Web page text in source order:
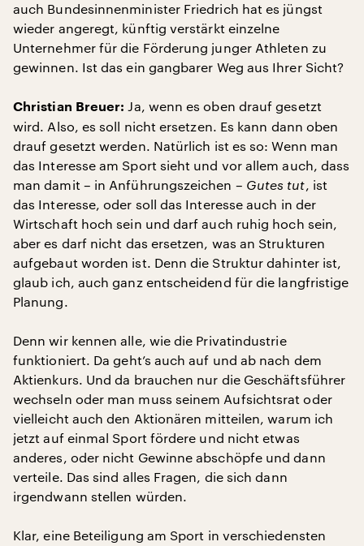
auch Bundesinnenminister Friedrich hat es jüngst
wieder angeregt, künftig verstärkt einzelne
Unternehmer für die Förderung junger Athleten zu
gewinnen. Ist das ein gangbarer Weg aus Ihrer Sicht?
Christian Breuer: Ja, wenn es oben drauf gesetzt
wird. Also, es soll nicht ersetzen. Es kann dann oben
drauf gesetzt werden. Natürlich ist es so: Wenn man
das Interesse am Sport sieht und vor allem auch, dass
man damit – in Anführungszeichen – Gutes tut, ist
das Interesse, oder soll das Interesse auch in der
Wirtschaft hoch sein und darf auch ruhig hoch sein,
aber es darf nicht das ersetzen, was an Strukturen
aufgebaut worden ist. Denn die Struktur dahinter ist,
glaub ich, auch ganz entscheidend für die langfristige
Planung.
Denn wir kennen alle, wie die Privatindustrie
funktioniert. Da geht’s auch auf und ab nach dem
Aktienkurs. Und da brauchen nur die Geschäftsführer
wechseln oder man muss seinem Aufsichtsrat oder
vielleicht auch den Aktionären mitteilen, warum ich
jetzt auf einmal Sport fördere und nicht etwas
anderes, oder nicht Gewinne abschöpfe und dann
verteile. Das sind alles Fragen, die sich dann
irgendwann stellen würden.
Klar, eine Beteiligung am Sport in verschiedensten